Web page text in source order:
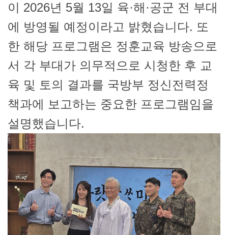
이 2026년 5월 13일 육·해·공군 전 부대
에 방영될 예정이라고 밝혔습니다. 또
한 해당 프로그램은 정훈교육 방송으로
서 각 부대가 의무적으로 시청한 후 교
육 및 토의 결과를 국방부 정신전력정
책과에 보고하는 중요한 프로그램임을
설명했습니다.